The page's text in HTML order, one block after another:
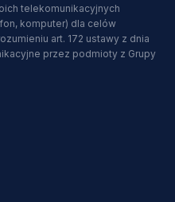
telekomunikacyjnych
komputer) dla celów
art. 172 ustawy z dnia
przez podmioty z Grupy